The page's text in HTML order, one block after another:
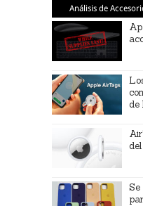
Análisis de
de
Se